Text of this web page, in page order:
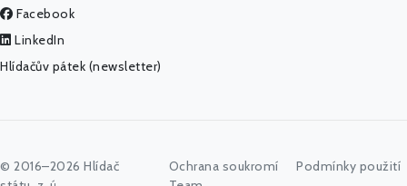
Facebook
LinkedIn
Hlídačův pátek (newsletter)
© 2016–2026 Hlídač
Ochrana soukromí
Podmínky použití